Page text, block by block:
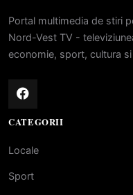
Portal multimedia de stiri
Nord-Vest TV -
economie, sport, cultura
CATEGORII
Locale
Sport